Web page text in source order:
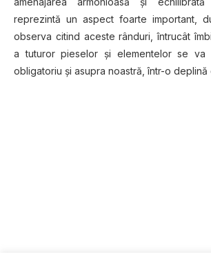
reprezintă un aspect foarte important,
observa citind aceste rânduri, întrucât
a tuturor pieselor şi elementelor se va
obligatoriu şi asupra noastră, într-o deplină